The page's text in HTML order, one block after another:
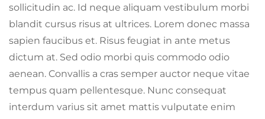
sollicitudin ac. Id neque aliquam vestibulum morbi
blandit cursus risus at ultrices. Lorem donec massa
sapien faucibus et. Risus feugiat in ante metus
dictum at. Sed odio morbi quis commodo odio
aenean. Convallis a cras semper auctor neque vitae
tempus quam pellentesque. Nunc consequat
interdum varius sit amet mattis vulputate enim